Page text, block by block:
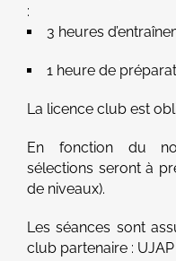
:
3 heures
1 heure de
La licence club est
En fonction du
sélections seront à
de niveaux).
Les séances sont
club partenaire :